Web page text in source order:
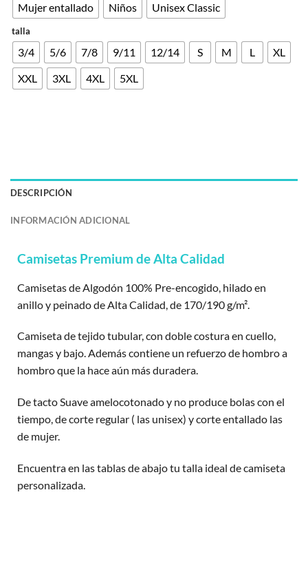
Mujer entallado Niños Unisex Classic
talla
3/4 5/6 7/8 9/11 12/14 S M L
XL
XXL
3XL 4XL 5XL
DESCRIPCIÓN
INFORMACIÓN ADICIONAL
Camisetas Premium de Alta Calidad
Camisetas de Algodón 100% Pre-encogido, hilado en
anillo y peinado de Alta Calidad, de 170/190 g/m².
Camiseta de tejido tubular, con doble costura en cuello,
mangas y bajo. Además contiene un refuerzo de hombro a
hombro que la hace aún más duradera.
De tacto Suave amelocotonado y no produce bolas con el
tiempo, de corte regular ( las unisex) y corte entallado las
de mujer.
Encuentra en las tablas de abajo tu talla ideal de camiseta
personalizada.